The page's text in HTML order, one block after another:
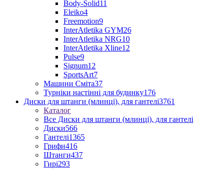
Body-Solid11
Eleiko4
Freemotion9
InterAtletika GYM26
InterAtletika NRG10
InterAtletika Xline12
Pulse9
Signum12
SportsArt7
Машини Сміта37
Турніки настінні для будинку176
Диски для штанги (млинці), для гантелі3761
Каталог
Все Диски для штанги (млинці), для гантелі
Диски566
Гантелі1365
Грифи416
Штанги437
Гирі293